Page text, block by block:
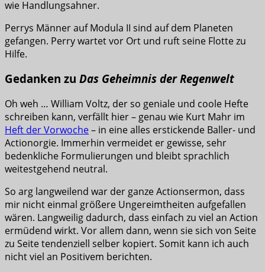
wie Handlungsahner.
Perrys Männer auf Modula II sind auf dem Planeten
gefangen. Perry wartet vor Ort und ruft seine Flotte zu
Hilfe.
Gedanken zu Das Geheimnis der Regenwelt
Oh weh … William Voltz, der so geniale und coole Hefte
schreiben kann, verfällt hier – genau wie Kurt Mahr im
Heft der Vorwoche– in eine alles erstickende Baller- und
Actionorgie. Immerhin vermeidet er gewisse, sehr
bedenkliche Formulierungen und bleibt sprachlich
weitestgehend neutral.
So arg langweilend war der ganze Actionsermon, dass
mir nicht einmal größere Ungereimtheiten aufgefallen
wären. Langweilig dadurch, dass einfach zu viel an Action
ermüdend wirkt. Vor allem dann, wenn sie sich von Seite
zu Seite tendenziell selber kopiert. Somit kann ich auch
nicht viel an Positivem berichten.